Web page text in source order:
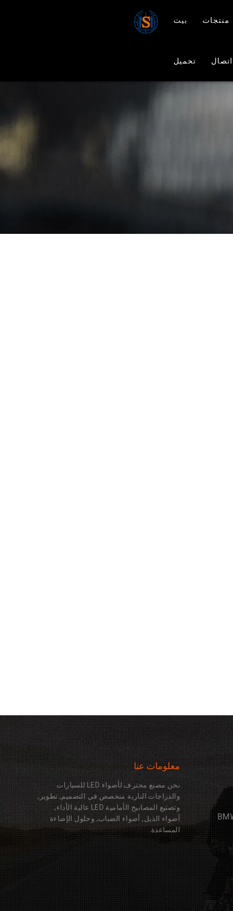
بيت منتجات
تحميل اتصال
معلومات عنا
نحن مصنع محترف لأضواء LED للسيارات
والدراجات النارية متخصص في التصميم, تطوير,
وتصنيع المصابيح الأمامية LED عالية الأداء,
أضواء الذيل, أضواء الضباب, وحلول الإضاءة
المساعدة.